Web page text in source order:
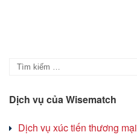
Dịch vụ của Wisematch
Dịch vụ xúc tiến thương mại